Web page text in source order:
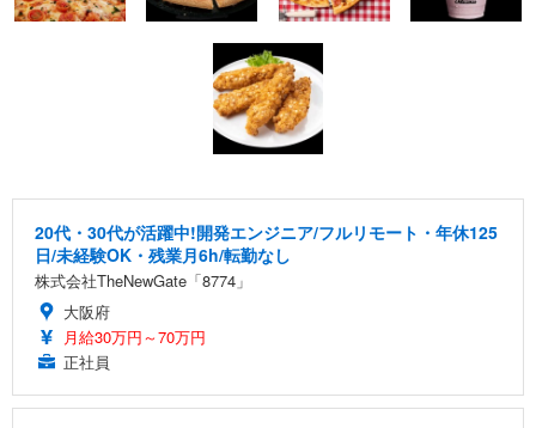
20代・30代が活躍中!開発エンジニア/フルリモート・年休125
日/未経験OK・残業月6h/転勤なし
株式会社TheNewGate「8774」
大阪府
月給30万円～70万円
正社員